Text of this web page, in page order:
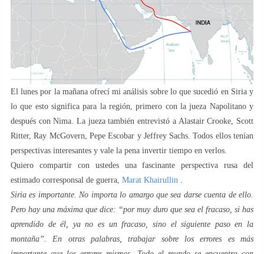
El lunes por la mañana ofrecí mi análisis sobre lo que sucedió en Siria y
lo que esto significa para la región, primero con la jueza Napolitano y
después con Nima. La jueza también entrevistó a Alastair Crooke, Scott
Ritter, Ray McGovern, Pepe Escobar y Jeffrey Sachs. Todos ellos tenían
perspectivas interesantes y vale la pena invertir tiempo en verlos.
Quiero compartir con ustedes una fascinante perspectiva rusa del
estimado corresponsal de guerra, Marat Khairullin .
Siria es importante. No importa lo amargo que sea darse cuenta de ello.
Pero hay una máxima que dice: “por muy duro que sea el fracaso, si has
aprendido de él, ya no es un fracaso, sino el siguiente paso en la
montaña”. En otras palabras, trabajar sobre los errores es más